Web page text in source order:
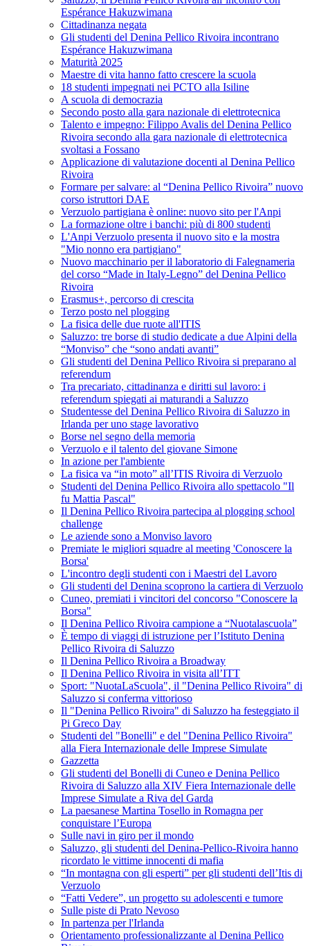
Espérance Hakuzwimana
Cittadinanza negata
Gli studenti del Denina Pellico Rivoira incontrano
Espérance Hakuzwimana
Maturità 2025
Maestre di vita hanno fatto crescere la scuola
18 studenti impegnati nei PCTO alla Isiline
A scuola di democrazia
Secondo posto alla gara nazionale di elettrotecnica
Talento e impegno: Filippo Avalis del Denina Pellico
Rivoira secondo alla gara nazionale di elettrotecnica
svoltasi a Fossano
Applicazione di valutazione docenti al Denina Pellico
Rivoira
Formare per salvare: al “Denina Pellico Rivoira” nuovo
corso istruttori DAE
Verzuolo partigiana è online: nuovo sito per l'Anpi
La formazione oltre i banchi: più di 800 studenti
L'Anpi Verzuolo presenta il nuovo sito e la mostra
"Mio nonno era partigiano"
Nuovo macchinario per il laboratorio di Falegnameria
del corso “Made in Italy-Legno” del Denina Pellico
Rivoira
Erasmus+, percorso di crescita
Terzo posto nel plogging
La fisica delle due ruote all'ITIS
Saluzzo: tre borse di studio dedicate a due Alpini della
“Monviso” che “sono andati avanti”
Gli studenti del Denina Pellico Rivoira si preparano al
referendum
Tra precariato, cittadinanza e diritti sul lavoro: i
referendum spiegati ai maturandi a Saluzzo
Studentesse del Denina Pellico Rivoira di Saluzzo in
Irlanda per uno stage lavorativo
Borse nel segno della memoria
Verzuolo e il talento del giovane Simone
In azione per l'ambiente
La fisica va “in moto” all’ITIS Rivoira di Verzuolo
Studenti del Denina Pellico Rivoira allo spettacolo "Il
fu Mattia Pascal"
Il Denina Pellico Rivoira partecipa al plogging school
challenge
Le aziende sono a Monviso lavoro
Premiate le migliori squadre al meeting 'Conoscere la
Borsa'
L'incontro degli studenti con i Maestri del Lavoro
Gli studenti del Denina scoprono la cartiera di Verzuolo
Cuneo, premiati i vincitori del concorso "Conoscere la
Borsa"
Il Denina Pellico Rivoira campione a “Nuotalascuola”
È tempo di viaggi di istruzione per l’Istituto Denina
Pellico Rivoira di Saluzzo
Il Denina Pellico Rivoira a Broadway
Il Denina Pellico Rivoira in visita all’ITT
Sport: "NuotaLaScuola", il "Denina Pellico Rivoira" di
Saluzzo si conferma vittorioso
Il "Denina Pellico Rivoira" di Saluzzo ha festeggiato il
Pi Greco Day
Studenti del "Bonelli" e del "Denina Pellico Rivoira"
alla Fiera Internazionale delle Imprese Simulate
Gazzetta
Gli studenti del Bonelli di Cuneo e Denina Pellico
Rivoira di Saluzzo alla XIV Fiera Internazionale delle
Imprese Simulate a Riva del Garda
La paesanese Martina Tosello in Romagna per
conquistare l’Europa
Sulle navi in giro per il mondo
Saluzzo, gli studenti del Denina-Pellico-Rivoira hanno
ricordato le vittime innocenti di mafia
“In montagna con gli esperti” per gli studenti dell’Itis di
Verzuolo
“Fatti Vedere”, un progetto su adolescenti e tumore
Sulle piste di Prato Nevoso
In partenza per l'Irlanda
Orientamento professionalizzante al Denina Pellico